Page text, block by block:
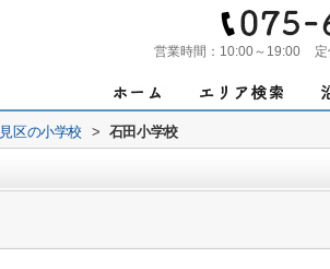
営業時間： 10:00～19:00 定
区の小学校 > 石田小学校